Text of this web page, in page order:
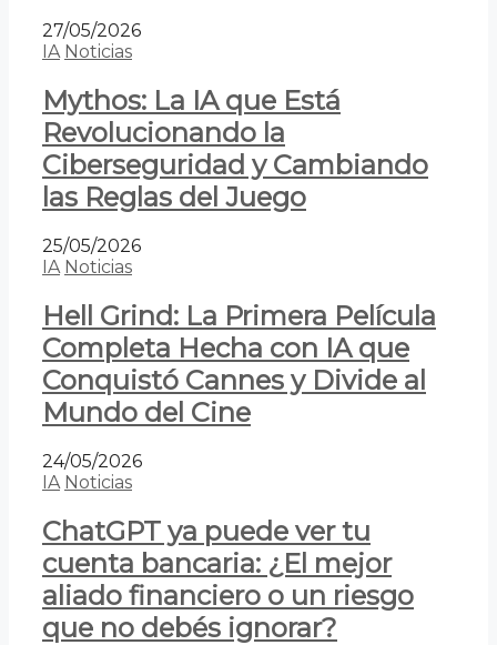
27/05/2026
IA Noticias
Mythos: La IA que Está
Revolucionando la
Ciberseguridad y Cambiando
las Reglas del Juego
25/05/2026
IA Noticias
Hell Grind: La Primera Película
Completa Hecha con IA que
Conquistó Cannes y Divide al
Mundo del Cine
24/05/2026
IA Noticias
ChatGPT ya puede ver tu
cuenta bancaria: ¿El mejor
aliado financiero o un riesgo
que no debés ignorar?